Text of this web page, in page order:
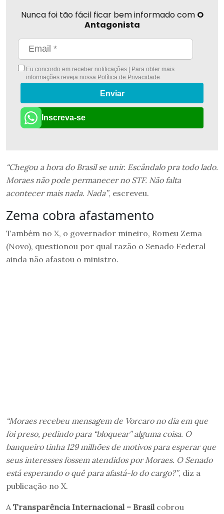
Nunca foi tão fácil ficar bem informado com O
Antagonista
Eu concordo em receber notificações | Para obter mais
informações reveja nossa Política de Privacidade
Enviar
Inscreva-se
“Chegou a hora do Brasil se unir. Escândalo pra todo lado.
Moraes não pode permanecer no STF. Não falta
acontecer mais nada. Nada”, escreveu.
Zema cobra afastamento
Também no X, o governador mineiro, Romeu Zema
(Novo), questionou por qual razão o Senado Federal
ainda não afastou o ministro.
“Moraes recebeu mensagem de Vorcaro no dia em que
foi preso, pedindo para “bloquear” alguma coisa. O
banqueiro tinha 129 milhões de motivos para esperar que
seus interesses fossem atendidos por Moraes. O Senado
está esperando o quê para afastá-lo do cargo?”, diz a
publicação no X.
A Transparência Internacional – Brasil cobrou